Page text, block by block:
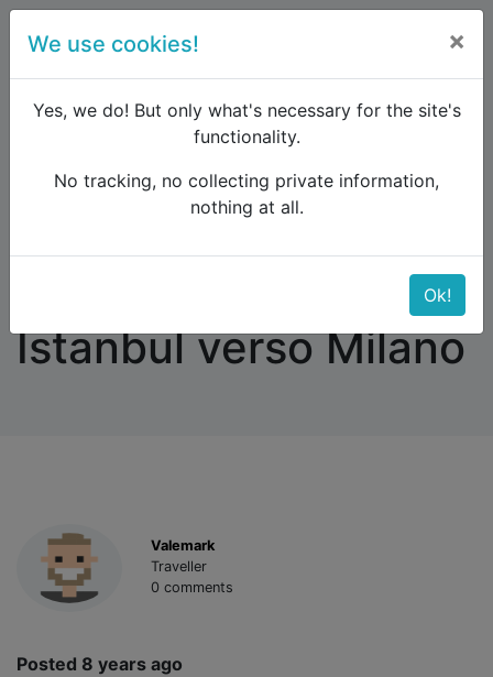
Forum
Eastern Europe and the Caucasus
Viaggio in treno da Istanbul verso Milano
Viaggio in treno da
Istanbul verso Milano
Valemark
Traveller
0 comments
Posted 8 years ago
We use cookies! ×
Yes, we do! But only what's necessary for the site's
functionality.
No tracking, no collecting private information,
nothing at all.
Ok!